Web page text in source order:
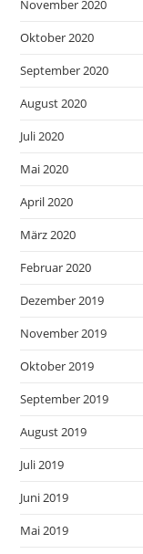
November 2020
Oktober 2020
September 2020
August 2020
Juli 2020
Mai 2020
April 2020
März 2020
Februar 2020
Dezember 2019
November 2019
Oktober 2019
September 2019
August 2019
Juli 2019
Juni 2019
Mai 2019